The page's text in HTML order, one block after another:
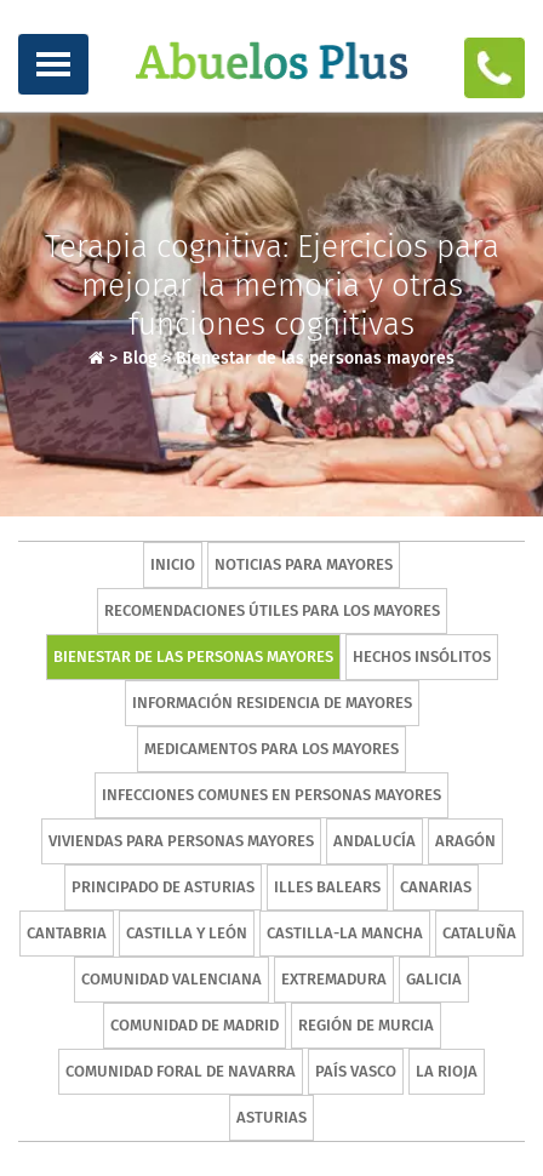
Terapia cognitiva: Ejercicios para
mejorar la memoria y otras
funciones cognitivas
> Blog >Bienestar de las personas mayores
INICIO NOTICIAS PARA MAYORES
RECOMENDACIONES ÚTILES PARA LOS MAYORES
BIENESTAR DE LAS PERSONAS MAYORES HECHOS INSÓLITOS
INFORMACIÓN RESIDENCIA DE MAYORES
MEDICAMENTOS PARA LOS MAYORES
INFECCIONES COMUNES EN PERSONAS MAYORES
VIVIENDAS PARA PERSONAS MAYORES ANDALUCÍA ARAGÓN
PRINCIPADO DE ASTURIAS ILLES BALEARS CANARIAS
CANTABRIA CASTILLA Y LEÓN CASTILLA-LA MANCHA CATALUÑA
COMUNIDAD VALENCIANA EXTREMADURA GALICIA
COMUNIDAD DE MADRID REGIÓN DE MURCIA
COMUNIDAD FORAL DE NAVARRA PAÍS VASCO LA RIOJA
ASTURIAS